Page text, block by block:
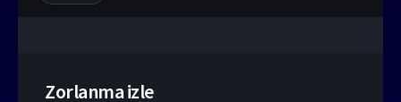
Zorlanma izle